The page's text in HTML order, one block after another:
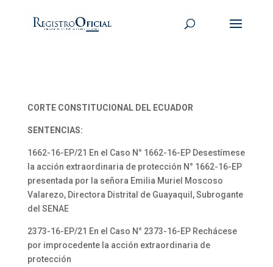
CORTE CONSTITUCIONAL DEL ECUADOR
SENTENCIAS:
1662-16-EP/21 En el Caso N° 1662-16-EP Desestímese
la acción extraordinaria de protección N° 1662-16-EP
presentada por la señora Emilia Muriel Moscoso
Valarezo, Directora Distrital de Guayaquil, Subrogante
del SENAE
2373-16-EP/21 En el Caso N° 2373-16-EP Rechácese
por improcedente la acción extraordinaria de
protección